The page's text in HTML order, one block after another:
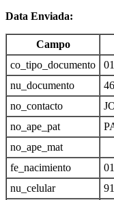
Data Enviada:
Campo
co_tipo_documento
01
nu_documento
no_contacto
no_ape_pat
no_ape_mat
fe_nacimiento
nu_celular